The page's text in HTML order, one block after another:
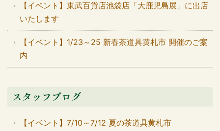
【イベント】東武百貨店池袋店「大鹿児島展」に出店
いたします
【イベント】1/23～25 新春茶道具黄札市 開催のご案
内
スタッフブログ
【イベント】7/10～7/12 夏の茶道具黄札市